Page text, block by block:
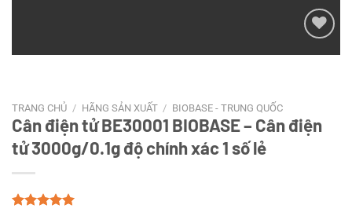
Add to
TRANG CHỦ / HÃNG SẢN XUẤT / BIOBASE - TRUNG QUỐC
Cân điện tử BE30001 BIOBASE – Cân điện
tử 3000g/0.1g độ chính xác 1 số lẻ